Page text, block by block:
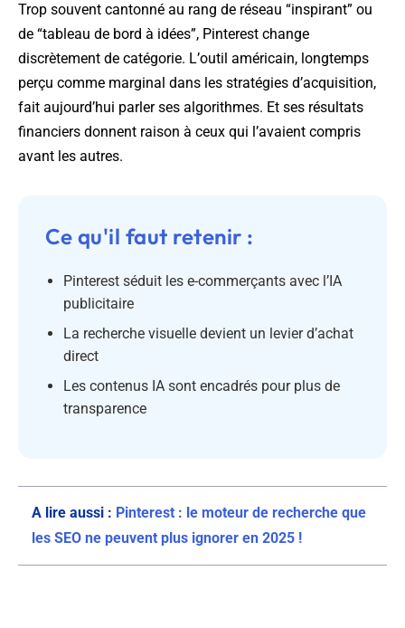
Trop souvent cantonné au rang de réseau “inspirant” ou
de “tableau de bord à idées”, Pinterest change
discrètement de catégorie. L’outil américain, longtemps
perçu comme marginal dans les stratégies d’acquisition,
fait aujourd’hui parler ses algorithmes. Et ses résultats
financiers donnent raison à ceux qui l’avaient compris
avant les autres.
Ce qu'il faut retenir :
Pinterest séduit les e-commerçants avec l’IA
publicitaire
La recherche visuelle devient un levier d’achat
direct
Les contenus IA sont encadrés pour plus de
transparence
A lire aussi : Pinterest : le moteur de recherche que
les SEO ne peuvent plus ignorer en 2025 !